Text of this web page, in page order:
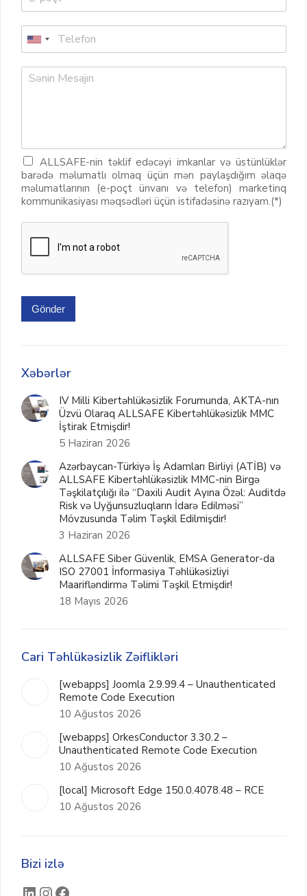
ALLSAFE-nin təklif edəcəyi imkanlar və üstünlüklər
barədə məlumatlı olmaq üçün mən paylaşdığım əlaqə
məlumatlarının (e-poçt ünvanı və telefon) marketinq
kommunikasiyası məqsədləri üçün istifadəsinə razıyam.(*)
Gönder
Xəbərlər
IV Milli Kibertəhlükəsizlik Forumunda, AKTA-nın
Üzvü Olaraq ALLSAFE Kibertəhlükəsizlik MMC
İştirak Etmişdir!
5 Haziran 2026
Azərbaycan-Türkiyə İş Adamları Birliyi (ATİB) və
ALLSAFE Kibertəhlükəsizlik MMC-nin Birgə
Təşkilatçılığı ilə “Daxili Audit Ayına Özəl: Auditdə
Risk və Uyğunsuzluqların İdarə Edilməsi”
Mövzusunda Təlim Təşkil Edilmişdir!
3 Haziran 2026
ALLSAFE Siber Güvenlik, EMSA Generator-da
ISO 27001 İnformasiya Təhlükəsizliyi
Maarifləndirmə Təlimi Təşkil Etmişdir!
18 Mayıs 2026
Cari Təhlükəsizlik Zəiflikləri
[webapps] Joomla 2.9.99.4 – Unauthenticated
Remote Code Execution
10 Ağustos 2026
[webapps] OrkesConductor 3.30.2 –
Unauthenticated Remote Code Execution
10 Ağustos 2026
[local] Microsoft Edge 150.0.4078.48 – RCE
10 Ağustos 2026
Bizi izlə